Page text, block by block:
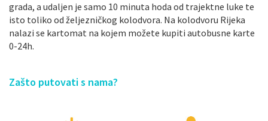
grada, a udaljen je samo 10 minuta hoda od trajektne luke te
isto toliko od željezničkog kolodvora. Na kolodvoru Rijeka
nalazi se kartomat na kojem možete kupiti autobusne karte
0-24h.
Zašto putovati s nama?